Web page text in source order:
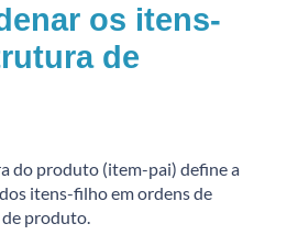
os itens-
de
do produto (item-pai) define a
itens-filho em ordens de
produto.